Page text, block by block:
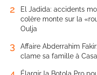
2
El Jadida: accidents
colère monte sur la
Oulja
3
Affaire Abderrahim
clame sa famille à